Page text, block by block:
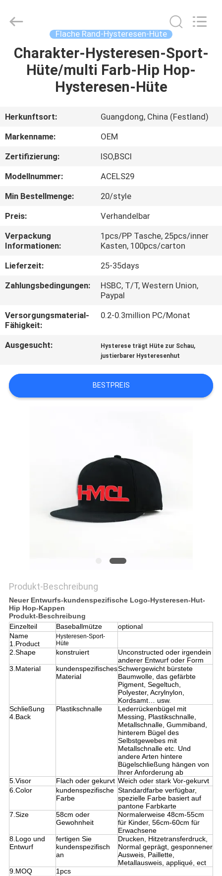
HAUS
PRODUKTE
ÜBER
UNS
FABRIK-
AUSFLUG
QUALITÄTSKONTROLLE
TRETEN
SIE
MIT
IN
VERBINDUNG
FÄLLE
Ltd..
Flache Rand-Hysteresen-Hüte
Charakter-Hysteresen-Sport-
Hüte/multi Farb-Hip Hop-
Hysteresen-Hüte
Herkunftsort:
Guangdong, China (Festland)
Markenname:
OEM
Zertifizierung:
ISO,BSCI
Modellnummer:
ACELS29
Min Bestellmenge:
20/style
Preis:
Verhandelbar
Verpackung
Informationen:
1pcs/PP Tasche, 25pcs/inner
Kasten, 100pcs/carton
Lieferzeit:
25-35days
Zahlungsbedingungen:
HSBC, T/T, Western Union,
Paypal
Versorgungsmaterial-
Fähigkeit:
0.2-0.3million PC/Monat
Ausgesucht: Hysterese trägt Hüte zur Schau,
justierbarer Hysteresenhut
BESTPREIS
Produkt-Beschreibung
Neuer Entwurfs-kundenspezifische Logo-Hysteresen-Hut-
Hip Hop-Kappen
Produkt-Beschreibung
Einzelteil
Baseballmütze
optional
Name
1.Product
Hysteresen-Sport-
Hüte
2.Shape konstruiert
Unconstructed oder irgendein
anderer Entwurf oder Form
3.Material
kundenspezifisches
Material
Schwergewicht bürstete
Baumwolle, das gefärbte
Pigment, Segeltuch,
Polyester, Acrylnylon,
Kordsamt… usw.
Schließung
4.Back
Plastikschnalle
Lederrückenbügel mit
Messing, Plastikschnalle,
Metallschnalle, Gummiband,
hinterem Bügel des
Selbstgewebes mit
Metallschnalle etc. Und
andere Arten hintere
Bügelschließung hängen von
Ihrer Anforderung ab
5.Visor
Flach oder gekurvt Weich oder stark Vor-gekurvt
6.Color
kundenspezifische
Farbe
Standardfarbe verfügbar,
spezielle Farbe basiert auf
pantone Farbkarte
7.Size
58cm oder
Gewohnheit
Normalerweise 48cm-55cm
für Kinder, 56cm-60cm für
Erwachsene
8.Logo und
Entwurf
fertigen Sie
kundenspezifisch
an
Drucken, Hitzetransferdruck,
Normal geprägt, gesponnener
Ausweis, Paillette,
Metallausweis, appliqué, ect
9.MOQ
1pcs